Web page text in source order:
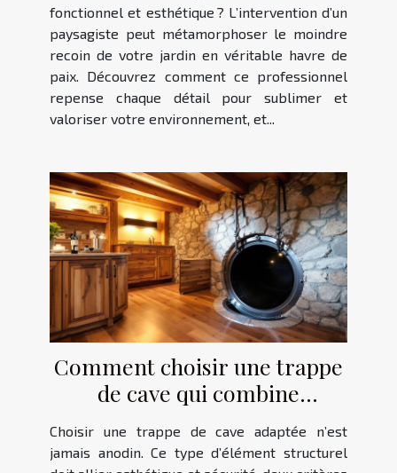
fonctionnel et esthétique ? L’intervention d’un
paysagiste peut métamorphoser le moindre
recoin de votre jardin en véritable havre de
paix. Découvrez comment ce professionnel
repense chaque détail pour sublimer et
valoriser votre environnement, et...
Comment choisir une trappe
de cave qui combine
esthétique et sécurité?
Choisir une trappe de cave adaptée n’est
jamais anodin. Ce type d’élément structurel